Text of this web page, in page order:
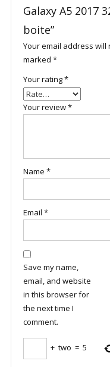
Galaxy A5 2017
boite”
Your email address will
marked *
Your rating*
Your review*
Name *
Email *
Save my name,
email, and website
in this browser for
the next time I
comment.
+ two = 5